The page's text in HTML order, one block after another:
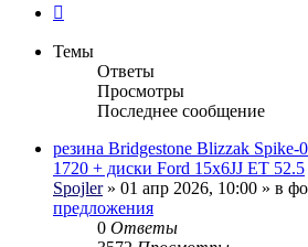
Темы
Ответы
Просмотры
Последнее сообщение
резина Bridgestone Blizzak
1720 + диски Ford 15x6JJ ET 52.5
Spojler» 01 апр 2026, 10:00 » в
предложения
0 Ответы